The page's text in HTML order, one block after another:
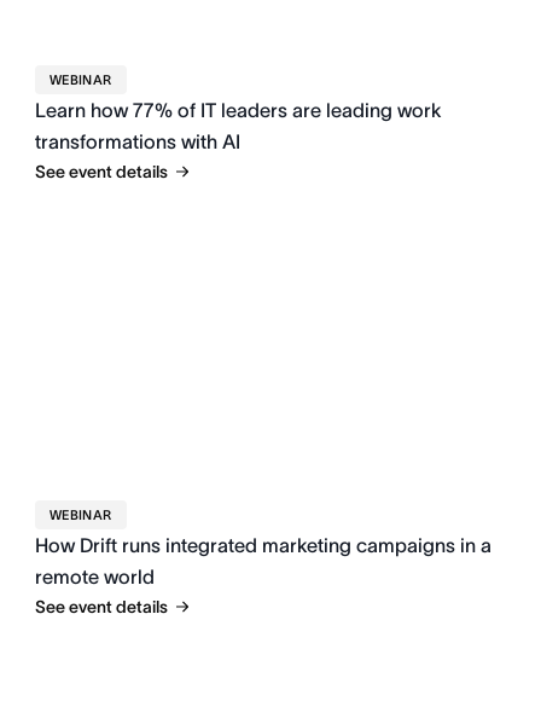
WEBINAR
Learn how 77% of IT leaders are leading work
transformations with AI
See event details
WEBINAR
How Drift runs integrated marketing campaigns in a
remote world
See event details